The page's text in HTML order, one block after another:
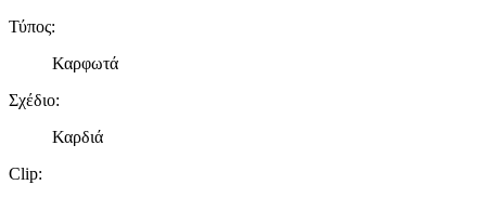
πληροφορίες σχετικά με την από μέρους σας χρήση της
τοποθεσίας μας στους συνεργάτες μέσων κοινωνικής
δικτύωσης, διαφημίσεων και ανάλυσης.
Τύπος:
Καρφωτά
Σχέδιο:
Καρδιά
Clip: